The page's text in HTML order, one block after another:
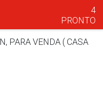
4
PRONTO
PARA VENDA ( CASA